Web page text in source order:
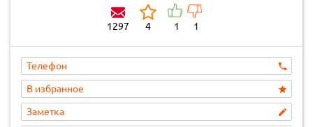
1297 4 1 1
Телефон
В избранное
Заметка